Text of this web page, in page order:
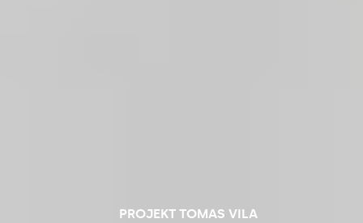
PROJEKT TOMAS VILA